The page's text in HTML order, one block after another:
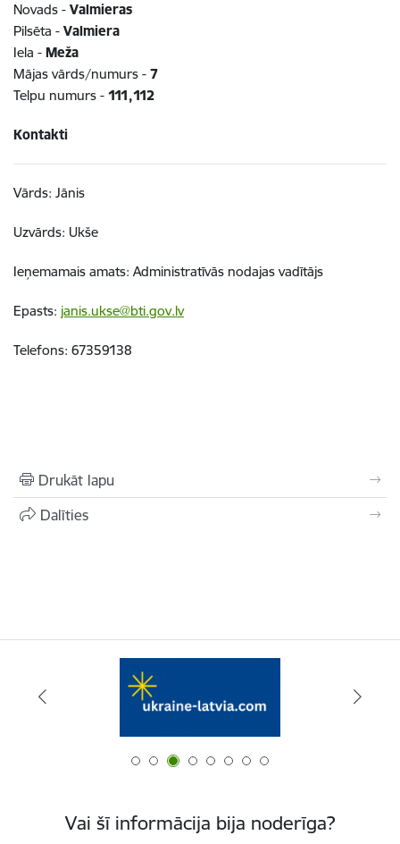
Novads - Valmieras
Pilsēta - Valmiera
Iela - Meža
Mājas vārds/numurs - 7
Telpu numurs - 111,112
Kontakti
Vārds: Jānis
Uzvārds: Ukše
Ieņemamais amats: Administratīvās nodajas vadītājs
Epasts: janis.ukse@bti.gov.lv
Telefons: 67359138
Drukāt lapu
Dalīties
Vai šī informācija bija noderīga?